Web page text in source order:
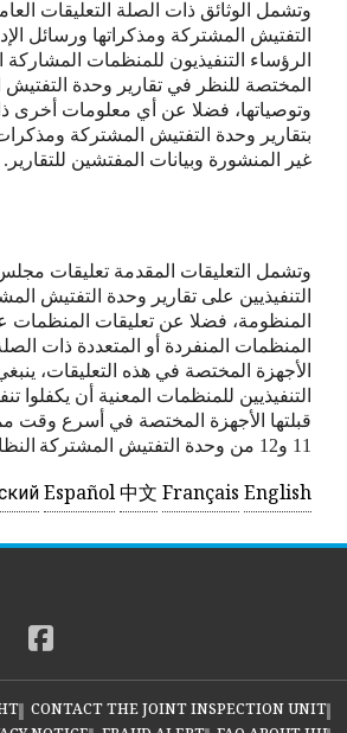
وتشمل الوثائق ذات الصلة التعليقات
التفتيش المشتركة ومذكراتها ورسائل
الرؤساء التنفيذيون للمنظمات المشاركة
المختصة للنظر في تقارير وحدة
وتوصياتها، فضلا عن أي معلومات أخرى
بتقارير وحدة التفتيش المشتركة
غير المنشورة وبيانات المفتشين للتقارير.
وتشمل التعليقات المقدمة تعليقات
التنفيذيين على تقارير وحدة التفتيش
المنظومة، فضلا عن تعليقات
المنظمات المنفردة أو المتعددة ذات
الأجهزة المختصة في هذه التعليقات،
التنفيذيين للمنظمات المعنية أن يكفلوا
قبلتها الأجهزة المختصة في أسرع وقت
11 و12 من وحدة التفتيش المشتركة
English
Français
中文
Español
CONTACT THE JOINT INSPECTION UNIT